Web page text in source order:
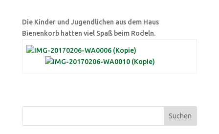
Die Kinder und Jugendlichen aus dem Haus
Bienenkorb hatten viel Spaß beim Rodeln.
Suchen